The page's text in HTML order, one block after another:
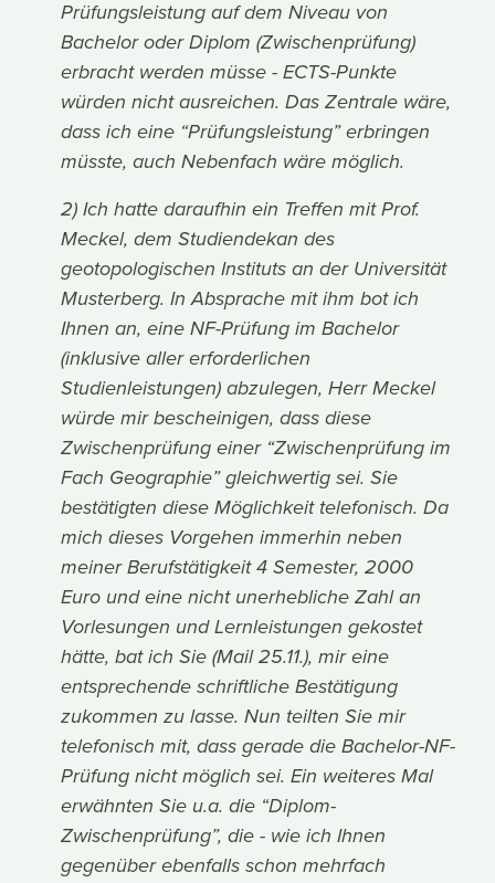
Prüfungsleistung auf dem Niveau von
Bachelor oder Diplom (Zwischenprüfung)
erbracht werden müsse - ECTS-Punkte
würden nicht ausreichen. Das Zentrale wäre,
dass ich eine “Prüfungsleistung” erbringen
müsste, auch Nebenfach wäre möglich.
2) Ich hatte daraufhin ein Treffen mit Prof.
Meckel, dem Studiendekan des
geotopologischen Instituts an der Universität
Musterberg. In Absprache mit ihm bot ich
Ihnen an, eine NF-Prüfung im Bachelor
(inklusive aller erforderlichen
Studienleistungen) abzulegen, Herr Meckel
würde mir bescheinigen, dass diese
Zwischenprüfung einer “Zwischenprüfung im
Fach Geographie” gleichwertig sei. Sie
bestätigten diese Möglichkeit telefonisch. Da
mich dieses Vorgehen immerhin neben
meiner Berufstätigkeit 4 Semester, 2000
Euro und eine nicht unerhebliche Zahl an
Vorlesungen und Lernleistungen gekostet
hätte, bat ich Sie (Mail 25.11.), mir eine
entsprechende schriftliche Bestätigung
zukommen zu lasse. Nun teilten Sie mir
telefonisch mit, dass gerade die Bachelor-NF-
Prüfung nicht möglich sei. Ein weiteres Mal
erwähnten Sie u.a. die “Diplom-
Zwischenprüfung”, die - wie ich Ihnen
gegenüber ebenfalls schon mehrfach